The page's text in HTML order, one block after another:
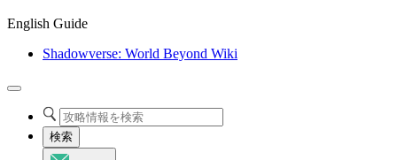
English Guide
Shadowverse: World Beyond Wiki
検索